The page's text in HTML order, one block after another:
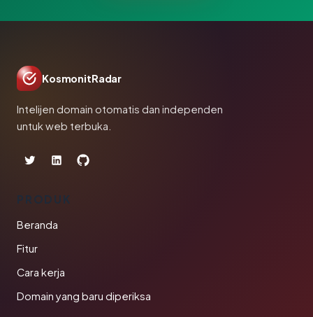
KosmonitRadar
Intelijen domain otomatis dan independen
untuk web terbuka.
PRODUK
Beranda
Fitur
Cara kerja
Domain yang baru diperiksa